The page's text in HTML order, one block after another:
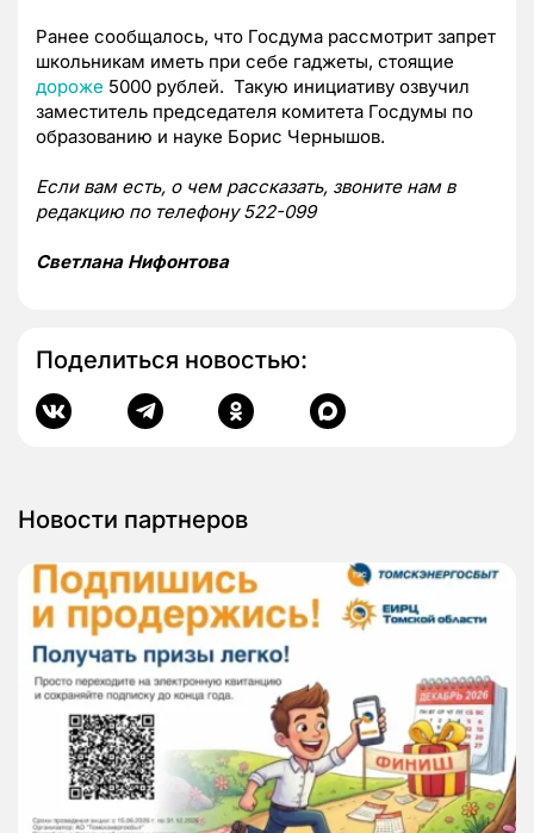
Ранее сообщалось, что Госдума рассмотрит запрет
школьникам иметь при себе гаджеты, стоящие
дороже 5000 рублей. Такую инициативу озвучил
заместитель председателя комитета Госдумы по
образованию и науке Борис Чернышов.
Если вам есть, о чем рассказать, звоните нам в
редакцию по телефону 522-099
Светлана Нифонтова
Поделиться новостью:
Новости партнеров